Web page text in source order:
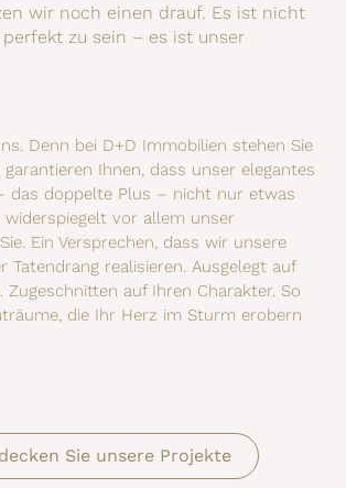
wir noch einen drauf. Es ist nicht
zu sein – es ist unser
Denn bei D+D Immobilien stehen Sie
Ihnen, dass unser elegantes
das doppelte Plus – nicht nur etwas
widerspiegelt vor allem unser
Ein Versprechen, dass wir unsere
Tatendrang realisieren. Ausgelegt auf
Zugeschnitten auf Ihren Charakter. So
die Ihr Herz im Sturm erobern
Sie unsere Projekte